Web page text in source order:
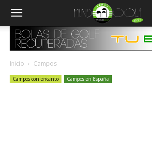
Inicio Campos
Campos con encanto Campos en España